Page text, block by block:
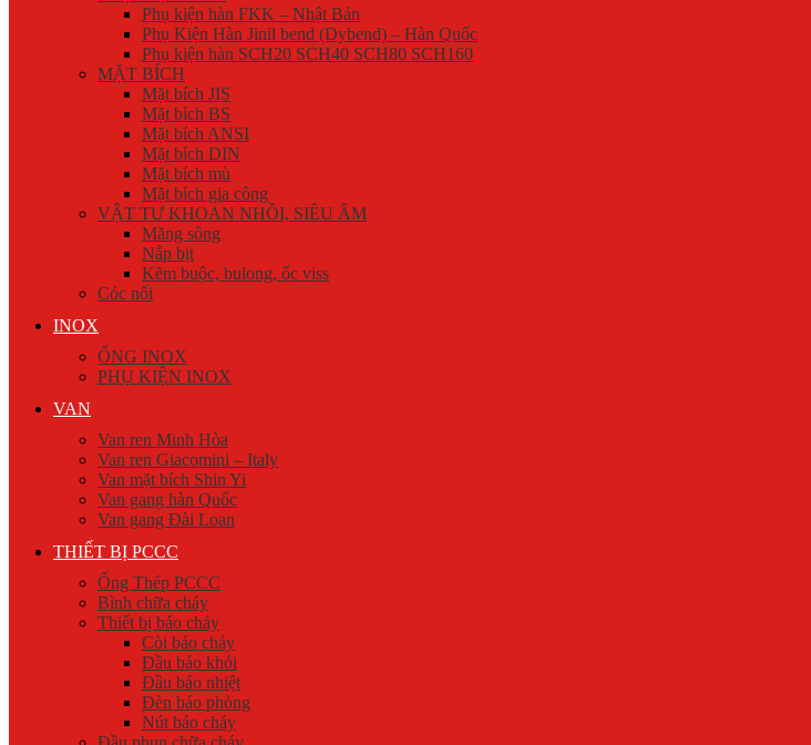
Phụ kiện hàn FKK – Nhật Bản
Phụ Kiện Hàn Jinil bend (Dybend) – Hàn Quốc
Phụ kiện hàn SCH20 SCH40 SCH80 SCH160
MẶT BÍCH
Mặt bích JIS
Mặt bích BS
Mặt bích ANSI
Mặt bích DIN
Mặt bích mù
Mặt bích gia công
VẬT TƯ KHOAN NHỒI, SIÊU ÂM
Măng sông
Nắp bịt
Kẽm buộc, bulong, ốc viss
Cóc nối
INOX
ỐNG INOX
PHỤ KIỆN INOX
VAN
Van ren Minh Hòa
Van ren Giacomini – Italy
Van mặt bích Shin Yi
Van gang hàn Quốc
Van gang Đài Loan
THIẾT BỊ PCCC
Ống Thép PCCC
Bình chữa cháy
Thiết bị báo cháy
Còi báo cháy
Đầu báo khói
Đầu báo nhiệt
Đèn báo phòng
Nút báo cháy